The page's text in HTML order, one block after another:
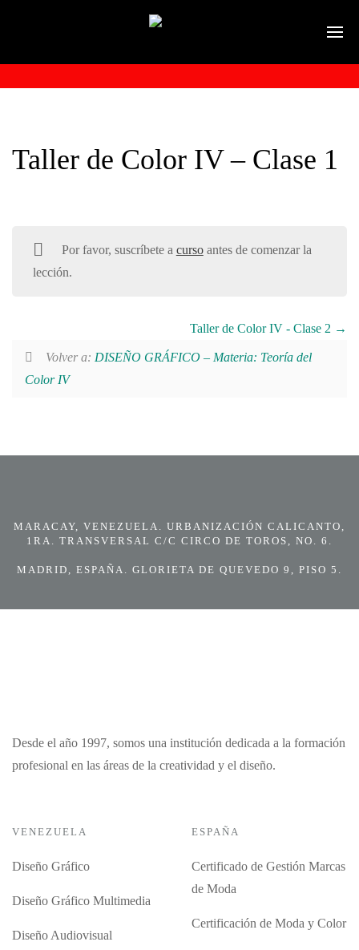
Taller de Color IV – Clase 1
Por favor, suscríbete a cursoantes de comenzar la
lección.
Taller de Color IV - Clase 2
Volver a: DISEÑO GRÁFICO – Materia: Teoría del
Color IV
MARACAY, VENEZUELA. URBANIZACIÓN CALICANTO,
1RA. TRANSVERSAL C/C CIRCO DE TOROS, NO. 6.
MADRID, ESPAÑA. GLORIETA DE QUEVEDO 9, PISO 5.
Desde el año 1997, somos una institución dedicada a la formación
profesional en las áreas de la creatividad y el diseño.
VENEZUELA
Diseño Gráfico
Diseño Gráfico Multimedia
Diseño Audiovisual
ESPAÑA
Certificado de Gestión Marcas
de Moda
Certificación de Moda y Color